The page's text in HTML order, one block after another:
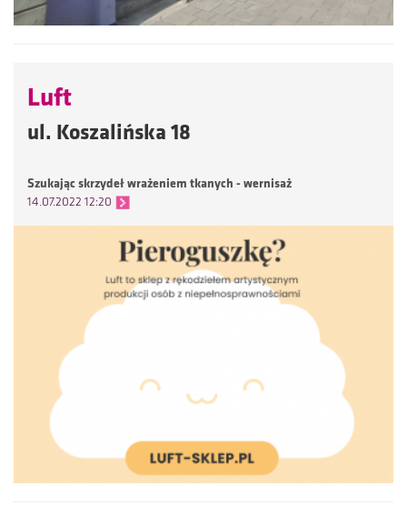
Luft
ul. Koszalińska 18
Szukając skrzydeł wrażeniem tkanych - wernisaż
14.07.2022 12:20